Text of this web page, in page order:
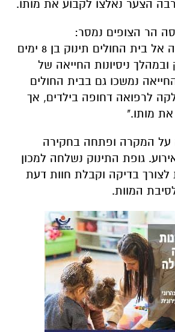
הצער נאלצו לקבוע את מותו.
הר הצופים נמסר:
"אמש (שישי) פונה אל בית החולים תינוק בן 8 ימים
ניסיונות החייאה של
נמשכו גם בבית החולים
לרפואה דחופה בילדים, אך
מותו."
על המקרה ופתחה בחקירה
גופת התינוק נשלחה למכון
בדיקה וקבלת חוות דעת
המוות.